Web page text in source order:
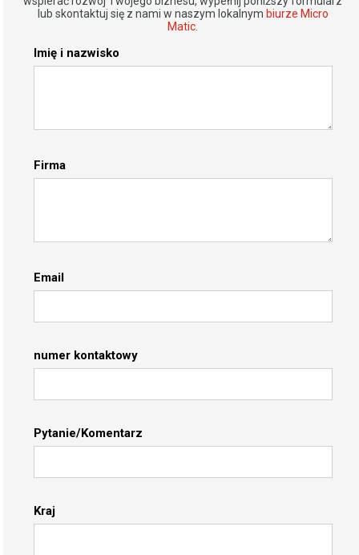
lub skontaktuj się z nami w naszym lokalnym biurze Micro
Matic
Imię i nazwisko
Firma
Email
numer kontaktowy
Pytanie/Komentarz
Kraj